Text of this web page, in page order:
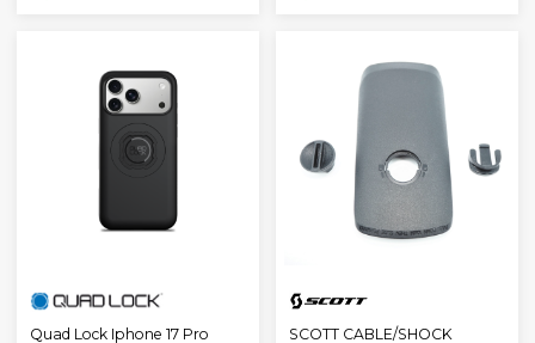
Quad Lock Iphone 17 Pro
SCOTT CABLE/SHOCK